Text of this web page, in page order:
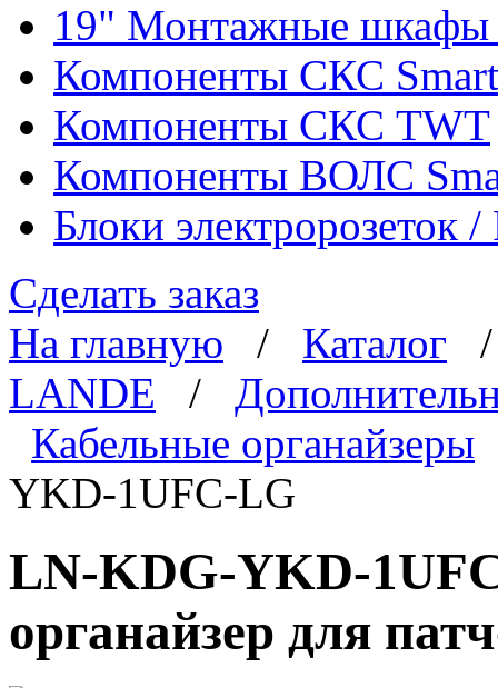
19" Монтажные шкафы
Компоненты СКС
Компоненты СКС TWT
Компоненты ВОЛС
Блоки электророзеток
Сделать заказ
На главную / Каталог
LANDE /
Кабельные органайзеры
YKD-1UFC-LG
LN-KDG-YKD-
органайзер для